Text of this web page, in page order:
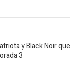
y Black Noir que
3